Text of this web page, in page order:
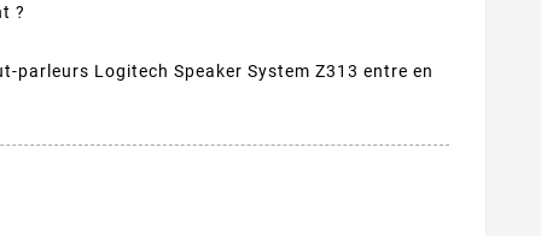
?
parleurs Logitech Speaker System Z313 entre en